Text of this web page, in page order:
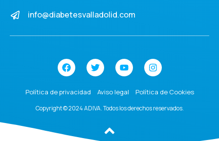
info@diabetesvalladolid.com
Política de privacidad Aviso legal Política de Cookies
Copyright © 2024 ADIVA. Todos los derechos reservados.